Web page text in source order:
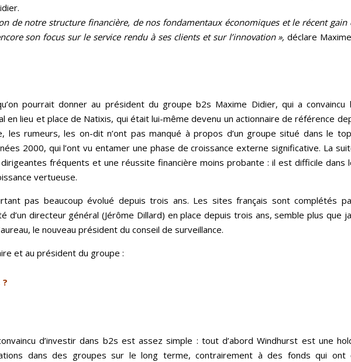
de notre structure financière, de nos fondamentaux économiques et le récent gain
son focus sur le service rendu à ses clients et sur l’innovation »,déclare
pourrait donner au président du groupe b2s Maxime Didier, qui a convaincu
en lieu et place de Natixis, qui était lui-même devenu un actionnaire de référence
les rumeurs, les on-dit n’ont pas manqué à propos d’un groupe situé dans le
2000, qui l’ont vu entamer une phase de croissance externe significative. La
dirigeantes fréquents et une réussite financière moins probante : il est difficile
vertueuse.
pas beaucoup évolué depuis trois ans. Les sites français sont complétés
directeur général (Jérôme Dillard) en place depuis trois ans, semble plus que
le nouveau président du conseil de surveillance.
et au président du groupe :
d’investir dans b2s est assez simple : tout d’abord Windhurst est une
dans des groupes sur le long terme, contrairement à des fonds qui ont